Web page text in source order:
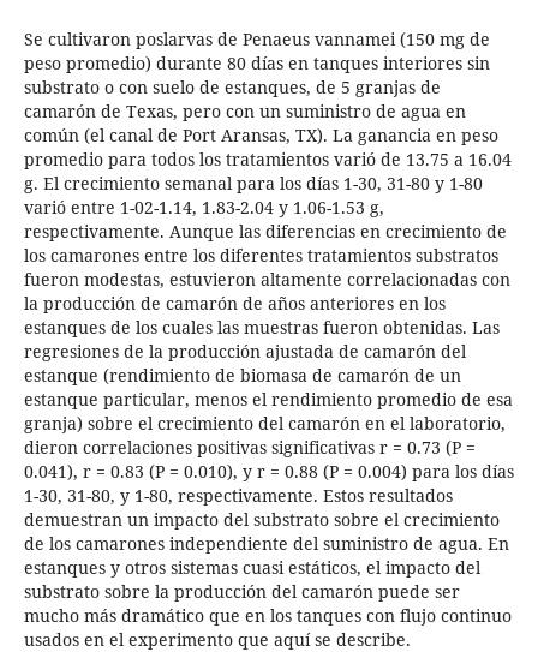
Se cultivaron poslarvas de Penaeus vannamei (150 mg de
peso promedio) durante 80 días en tanques interiores sin
substrato o con suelo de estanques, de 5 granjas de
camarón de Texas, pero con un suministro de agua en
común (el canal de Port Aransas, TX). La ganancia en peso
promedio para todos los tratamientos varió de 13.75 a 16.04
g. El crecimiento semanal para los días 1-30, 31-80 y 1-80
varió entre 1-02-1.14, 1.83-2.04 y 1.06-1.53 g,
respectivamente. Aunque las diferencias en crecimiento de
los camarones entre los diferentes tratamientos substratos
fueron modestas, estuvieron altamente correlacionadas con
la producción de camarón de años anteriores en los
estanques de los cuales las muestras fueron obtenidas. Las
regresiones de la producción ajustada de camarón del
estanque (rendimiento de biomasa de camarón de un
estanque particular, menos el rendimiento promedio de esa
granja) sobre el crecimiento del camarón en el laboratorio,
dieron correlaciones positivas significativas r = 0.73 (P =
0.041), r = 0.83 (P = 0.010), y r = 0.88 (P = 0.004) para los días
1-30, 31-80, y 1-80, respectivamente. Estos resultados
demuestran un impacto del substrato sobre el crecimiento
de los camarones independiente del suministro de agua. En
estanques y otros sistemas cuasi estáticos, el impacto del
substrato sobre la producción del camarón puede ser
mucho más dramático que en los tanques con flujo continuo
usados en el experimento que aquí se describe.